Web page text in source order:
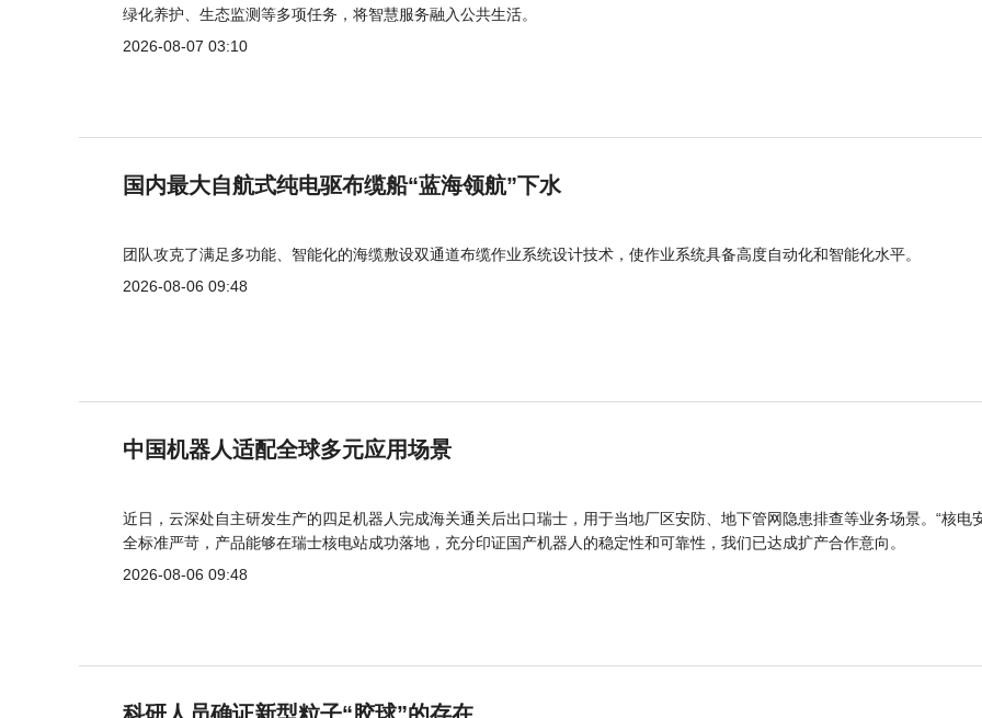
绿化养护、生态监测等多项任务，将智慧服务融入公共生活。
2026-08-07 03:10
国内最大自航式纯电驱布缆船“蓝海领航”下水
团队攻克了满足多功能、智能化的海缆敷设双通道布缆作业系统设计技术，使作业系统具备高度自动化和智能化水平。
2026-08-06 09:48
中国机器人适配全球多元应用场景
近日，云深处自主研发生产的四足机器人完成海关通关后出口瑞士，用于当地厂区安防、地下管网隐患排查等业务场景。“核电
全标准严苛，产品能够在瑞士核电站成功落地，充分印证国产机器人的稳定性和可靠性，我们已达成扩产合作意向。
2026-08-06 09:48